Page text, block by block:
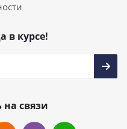
в курсе!
на связи